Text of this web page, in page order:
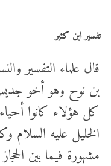
تفسير ابن كثير
قال علماء التفسير
بن نوح وهو أخو
كل هؤلاء كانوا
الخليل عليه السلام
مشهورة فيما بين